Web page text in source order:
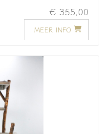
€ 355,00
MEER INFO